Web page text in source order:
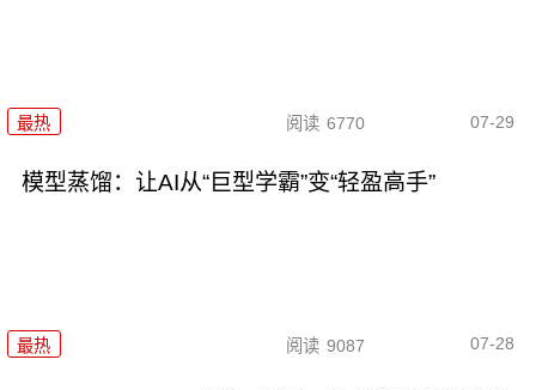
最热 阅读 6770 07-29
模型蒸馏：让AI从“巨型学霸”变“轻盈高手”
最热 阅读 9087 07-28